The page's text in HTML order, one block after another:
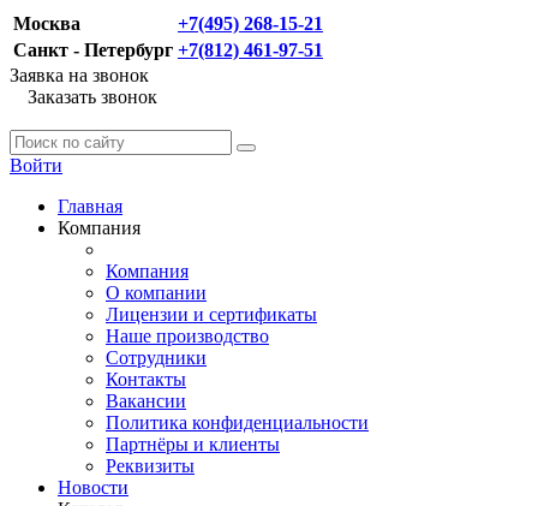
Москва
+7(495) 268-15-21
Санкт - Петербург +7(812) 461-97-51
Заявка на звонок
Заказать звонок
Войти
Главная
Компания
Компания
О компании
Лицензии и сертификаты
Наше производство
Сотрудники
Контакты
Вакансии
Политика конфиденциальности
Партнёры и клиенты
Реквизиты
Новости